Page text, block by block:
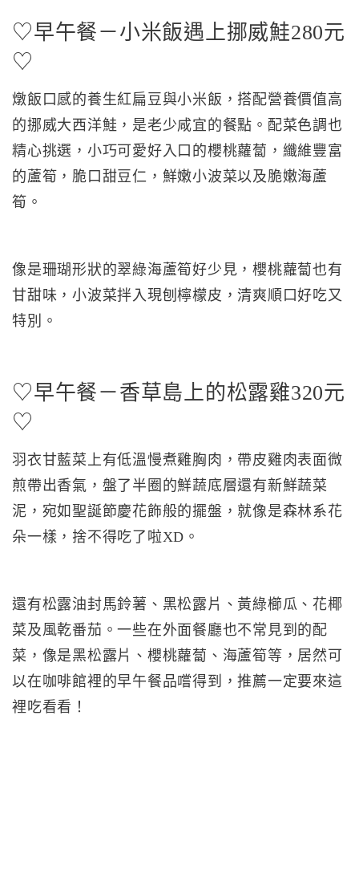
♡早午餐－小米飯遇上挪威鮭280元
♡
燉飯口感的養生紅扁豆與小米飯，搭配營養價值高
的挪威大西洋鮭，是老少咸宜的餐點。配菜色調也
精心挑選，小巧可愛好入口的櫻桃蘿蔔，纖維豐富
的蘆筍，脆口甜豆仁，鮮嫩小波菜以及脆嫩海蘆
筍。
像是珊瑚形狀的翠綠海蘆筍好少見，櫻桃蘿蔔也有
甘甜味，小波菜拌入現刨檸檬皮，清爽順口好吃又
特別。
♡早午餐－香草島上的松露雞320元
♡
羽衣甘藍菜上有低溫慢煮雞胸肉，帶皮雞肉表面微
煎帶出香氣，盤了半圈的鮮蔬底層還有新鮮蔬菜
泥，宛如聖誕節慶花飾般的擺盤，就像是森林系花
朵一樣，捨不得吃了啦XD。
還有松露油封馬鈴薯、黑松露片、黃綠櫛瓜、花椰
菜及風乾番茄。一些在外面餐廳也不常見到的配
菜，像是黑松露片、櫻桃蘿蔔、海蘆筍等，居然可
以在咖啡館裡的早午餐品嚐得到，推薦一定要來這
裡吃看看！